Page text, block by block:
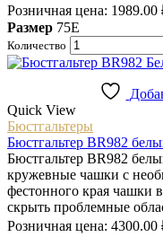
Розничная цена: 1989.00
Размер 75E
Количество
Quick View
Бюстгальтеры
Бюстгальтер BR982
Бюстгальтер BR982
кружевные чашки с
фестонного края чашки
скрыть проблемные
Розничная цена: 4300.00